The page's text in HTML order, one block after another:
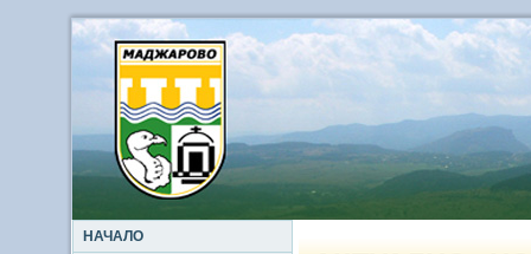
НАЧАЛО